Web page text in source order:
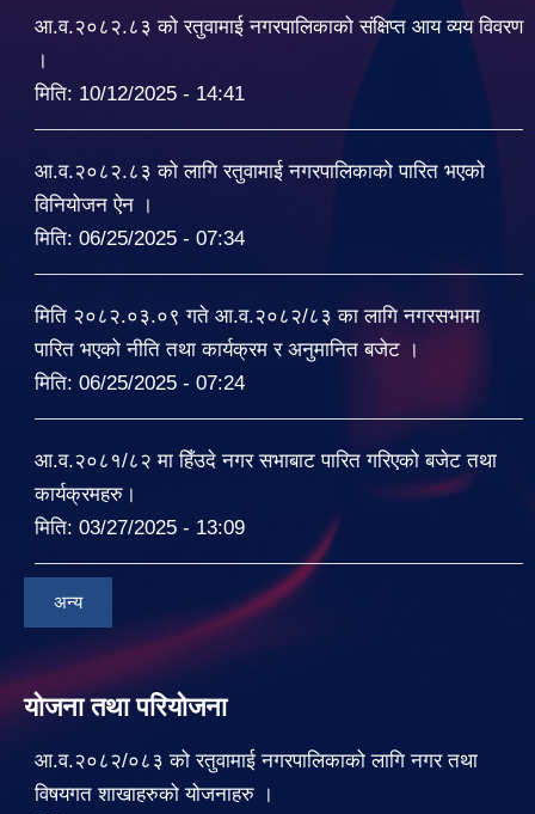
आ.व.२०८२.८३ को रतुवामाई नगरपालिकाको संक्षिप्त आय व्यय विवरण
।
मिति: 10/12/2025 - 14:41
आ.व.२०८२.८३ को लागि रतुवामाई नगरपालिकाको पारित भएको
विनियोजन ऐन ।
मिति: 06/25/2025 - 07:34
मिति २०८२.०३.०९ गते आ.व.२०८२/८३ का लागि नगरसभामा
पारित भएको नीति तथा कार्यक्रम र अनुमानित बजेट ।
मिति: 06/25/2025 - 07:24
आ.व.२०८१/८२ मा हिँउदे नगर सभाबाट पारित गरिएको बजेट तथा
कार्यक्रमहरु।
मिति: 03/27/2025 - 13:09
अन्य
योजना तथा परियोजना
आ.व.२०८२/०८३ को रतुवामाई नगरपालिकाको लागि नगर तथा
विषयगत शाखाहरुको योजनाहरु ।